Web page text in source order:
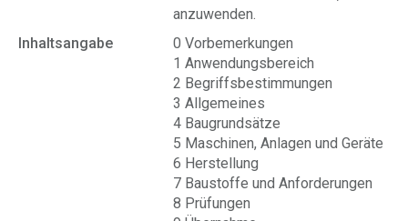
anzuwenden.
Inhaltsangabe
0 Vorbemerkungen
1 Anwendungsbereich
2 Begriffsbestimmungen
3 Allgemeines
4 Baugrundsätze
5 Maschinen, Anlagen und Geräte
6 Herstellung
7 Baustoffe und Anforderungen
8 Prüfungen